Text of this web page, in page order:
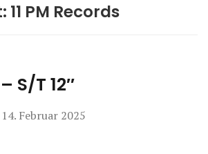
11 PM Records
S/T 12″
14. Februar 2025